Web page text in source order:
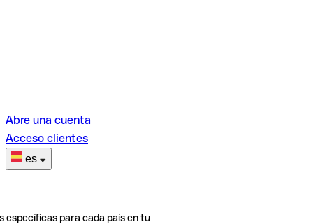
Abre una cuenta
Acceso clientes
es
específicas para cada país en tu